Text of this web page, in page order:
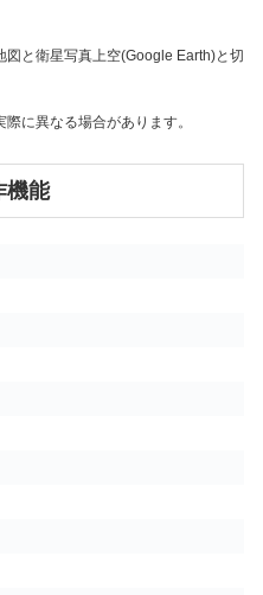
と衛星写真上空(Google Earth)と切
に異なる場合があります。
機能